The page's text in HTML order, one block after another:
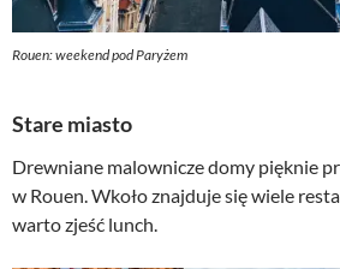
Rouen: weekend pod Paryżem
Stare miasto
Drewniane malownicze domy pięknie
w Rouen. Wkoło znajduje się wiele
warto zjeść lunch.